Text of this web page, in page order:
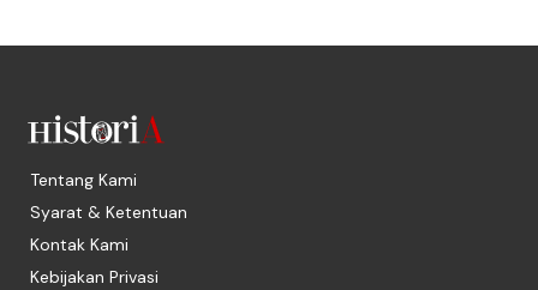
Tentang Kami
Syarat & Ketentuan
Kontak Kami
Kebijakan Privasi